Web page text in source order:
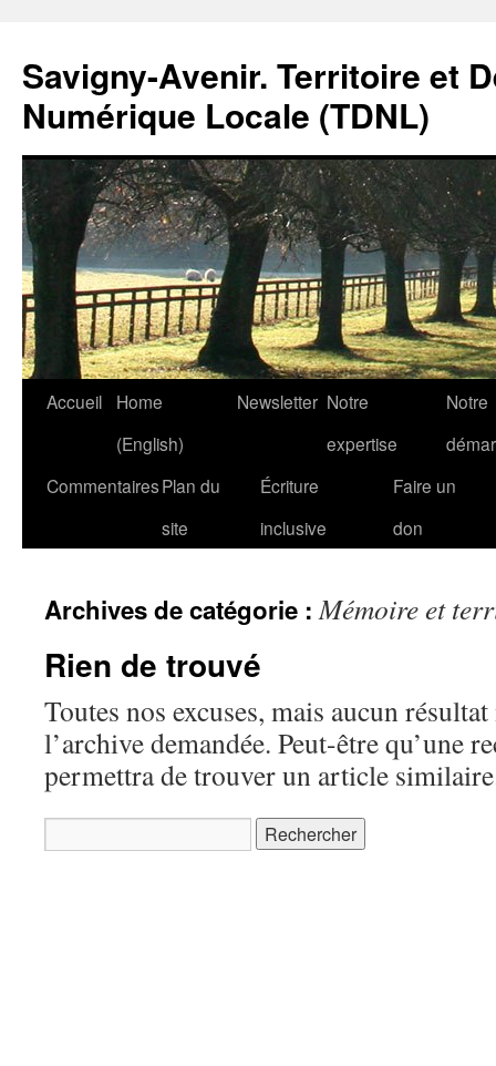
Savigny-Avenir. Territoire et
Numérique Locale (TDNL)
Aller
contenu
Accueil
Home
(English)
Newsletter Notre
expertise
Notre
CommentairesPlan du
site
Écriture
inclusive
Faire un
don
Archives de catégorie :Mémoire et
Rien de trouvé
Toutes nos excuses, mais aucun
l’archive demandée. Peut-être qu’une
permettra de trouver un article